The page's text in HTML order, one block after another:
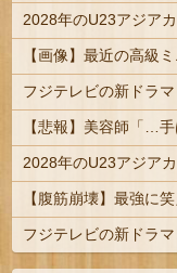
【画像】最近の高級
【悲報】美容師「…